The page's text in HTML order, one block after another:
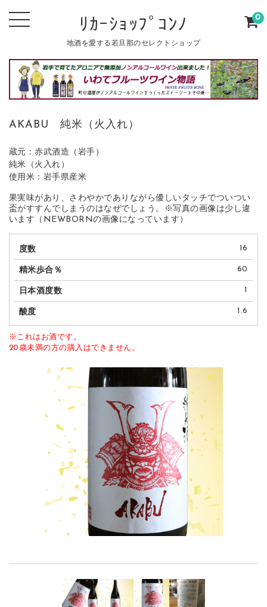
ﾘｶｰｼｮｯﾌﾟｺﾝﾉ
地酒を愛する若旦那のセレクトショップ
0
AKABU 純米（火入れ）
蔵元：赤武酒造（岩手）
純米（火入れ）
使用米：岩手県産米
果実味があり、さわやかでありながら優しいタッチでついつい
盃がすすんでしまうのはなぜでしょう。※写真の画像は少し違
います（NEWBORNの画像になっています）
16
60
1
1.6
※これはお酒です。
20歳未満の方の購入はできません。